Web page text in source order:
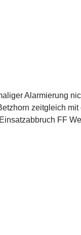
Alarmierung
zeitgleich mit
FF